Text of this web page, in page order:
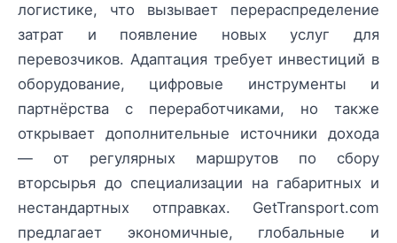
логистике, что вызывает перераспределение
затрат и появление новых услуг для
перевозчиков. Адаптация требует инвестиций в
оборудование, цифровые инструменты и
партнёрства с переработчиками, но также
открывает дополнительные источники дохода
— от регулярных маршрутов по сбору
вторсырья до специализации на габаритных и
нестандартных отправках. GetTransport.com
предлагает экономичные, глобальные и